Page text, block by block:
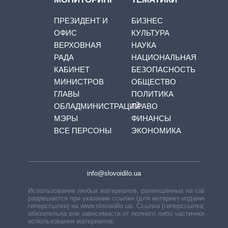
ПРЕЗИДЕНТ И
ОФИС
ВЕРХОВНАЯ
РАДА
КАБИНЕТ
МИНИСТРОВ
ГЛАВЫ
ОБЛАДМИНИСТРАЦИЙ
МЭРЫ
ВСЕ ПЕРСОНЫ
БИЗНЕС
КУЛЬТУРА
НАУКА
НАЦИОНАЛЬНАЯ
БЕЗОПАСНОСТЬ
ОБЩЕСТВО
ПОЛИТИКА
ПРАВО
ФИНАНСЫ
ЭКОНОМИКА
info@slovoidilo.ua
Использование любых материалов, размещённых на сайте,
разрешается при указании ссылки (для интернет-изданий —
гиперссылки) на www.slovoidilo.ua. Ссылка (гиперссылка)
обязательна вне зависимости от полного либо частичного
использования материалов.